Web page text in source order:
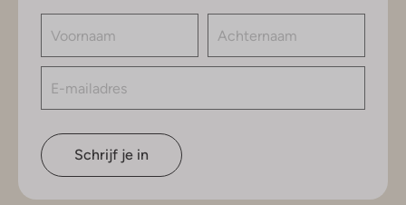
Schrijf je in